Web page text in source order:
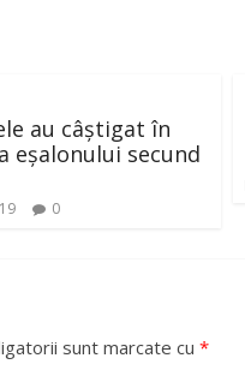
au câștigat în
eșalonului secund
0
sunt marcate cu *